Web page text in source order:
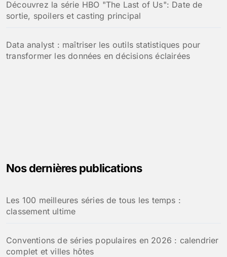
Découvrez la série HBO "The Last of Us": Date de
sortie, spoilers et casting principal
Data analyst : maîtriser les outils statistiques pour
transformer les données en décisions éclairées
Nos dernières publications
Les 100 meilleures séries de tous les temps :
classement ultime
Conventions de séries populaires en 2026 : calendrier
complet et villes hôtes